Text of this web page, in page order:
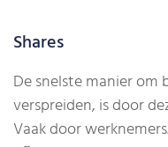
Shares
De snelste manier
verspreiden, is door
Vaak door